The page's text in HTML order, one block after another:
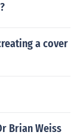
a cover
Brian Weiss